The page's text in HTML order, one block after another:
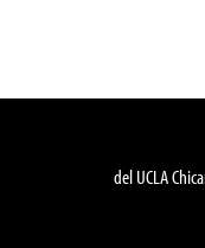
del UCLA